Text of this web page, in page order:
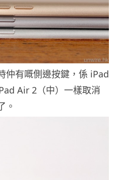
有嘅側邊按鍵，係 iPad
Air 2（中）一樣取消
。